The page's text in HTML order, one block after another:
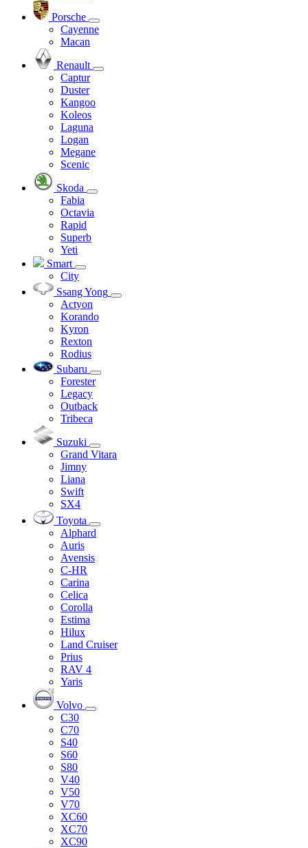
Porsche
Cayenne
Macan
Renault
Captur
Duster
Kangoo
Koleos
Laguna
Logan
Megane
Scenic
Skoda
Fabia
Octavia
Rapid
Superb
Yeti
Smart
City
Ssang Yong
Actyon
Korando
Kyron
Rexton
Rodius
Subaru
Forester
Legacy
Outback
Tribeca
Suzuki
Grand Vitara
Jimny
Liana
Swift
SX4
Toyota
Alphard
Auris
Avensis
C-HR
Carina
Celica
Corolla
Estima
Hilux
Land Cruiser
Prius
RAV 4
Yaris
Volvo
C30
C70
S40
S60
S80
V40
V50
V70
XC60
XC70
XC90